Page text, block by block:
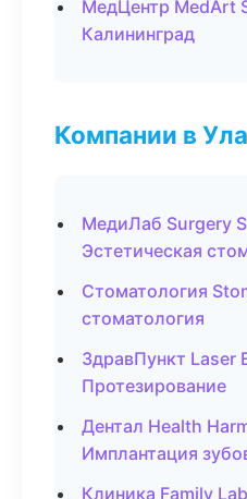
МедЦентр MedArt
Калининград
Компании в
МедиЛаб Surgery
Эстетическая
Стоматология
стоматология
ЗдравПункт
Протезирование
Дентал Health
Имплантация
Клиника Family